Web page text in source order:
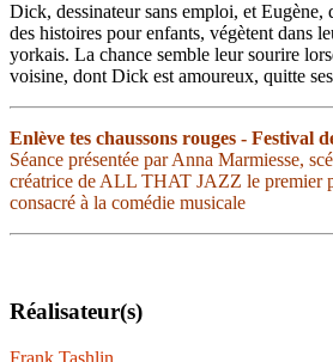
Dick, dessinateur sans emploi, et
des histoires pour enfants, végètent dans
yorkais. La chance semble leur sourire
voisine, dont Dick est amoureux, quitte
Enlève tes chaussons rouges - Festival
Séance présentée par Anna Marmiesse,
créatrice de ALL THAT JAZZ le premier
consacré à la comédie musicale
Réalisateur(s)
Frank Tashlin